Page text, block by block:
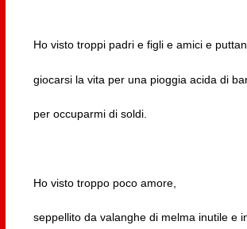
Ho visto troppi padri e figli e amici e
giocarsi la vita per una pioggia acida di
per occuparmi di soldi.
Ho visto troppo poco amore,
seppellito da valanghe di melma inutile e